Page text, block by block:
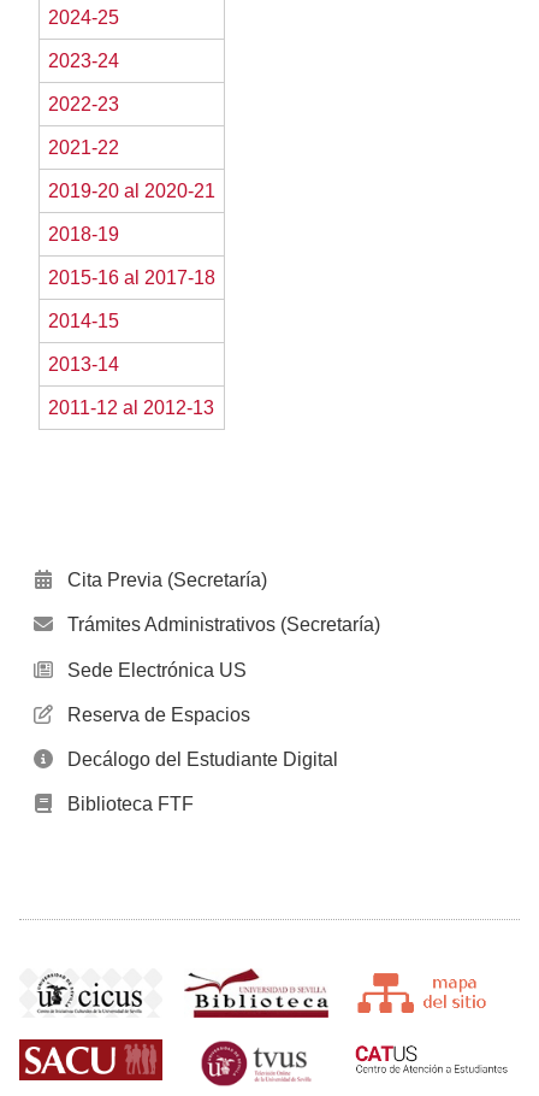
2024-25
2023-24
2022-23
2021-22
2019-20 al 2020-21
2018-19
2015-16 al 2017-18
2014-15
2013-14
2011-12 al 2012-13
Cita Previa (Secretaría)
Trámites Administrativos (Secretaría)
Sede Electrónica US
Reserva de Espacios
Decálogo del Estudiante Digital
Biblioteca FTF